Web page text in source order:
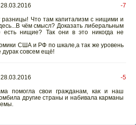
-7
разницы! Что там капитализм с нищими и
чём смысл? Доказать либеральным
нищие? Так они в это никогда не
США и РФ по шкале,а так же уровень
дурак совсем ещё!
-5
помогла свои гражданам, как и наш
другие страны и набивала карманы